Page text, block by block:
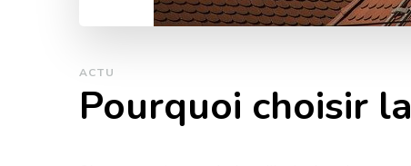
ACTU
Pourquoi choisir